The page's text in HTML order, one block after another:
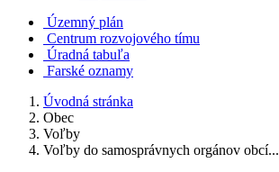
Územný plán
Centrum rozvojového tímu
Úradná tabuľa
Farské oznamy
Úvodná stránka
Obec
Voľby
Voľby do samosprávnych orgánov obcí...